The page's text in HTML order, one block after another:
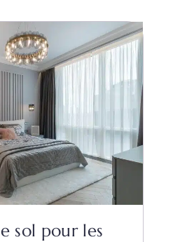
sol pour les